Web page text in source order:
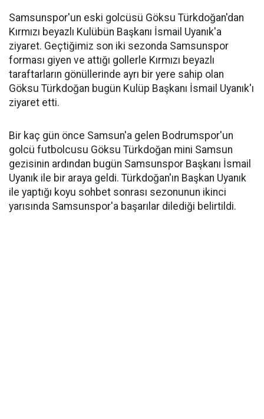
Samsunspor'un eski golcüsü Göksu Türkdoğan'dan
Kırmızı beyazlı Kulübün Başkanı İsmail Uyanık'a
ziyaret. Geçtiğimiz son iki sezonda Samsunspor
forması giyen ve attığı gollerle Kırmızı beyazlı
taraftarların gönüllerinde ayrı bir yere sahip olan
Göksu Türkdoğan bugün Kulüp Başkanı İsmail Uyanık'ı
ziyaret etti.
Bir kaç gün önce Samsun'a gelen Bodrumspor'un
golcü futbolcusu Göksu Türkdoğan mini Samsun
gezisinin ardından bugün Samsunspor Başkanı İsmail
Uyanık ile bir araya geldi. Türkdoğan'ın Başkan Uyanık
ile yaptığı koyu sohbet sonrası sezonunun ikinci
yarısında Samsunspor'a başarılar dilediği belirtildi.